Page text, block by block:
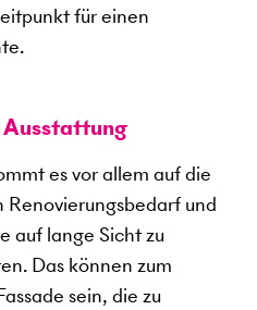
für einen
es vor allem auf die
und
auf lange Sicht zu
Das können zum
sein, die zu